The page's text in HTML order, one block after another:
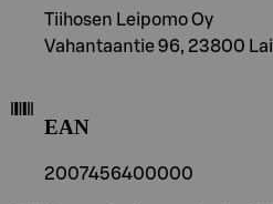
Tiihosen Leipomo Oy
Vahantaantie 96, 23800
EAN
2007456400000